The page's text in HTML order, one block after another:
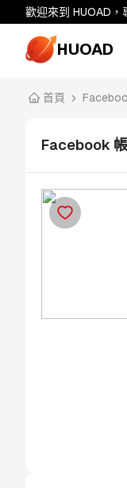
歡迎來到 HUOAD
HUOAD
首頁
Facebook